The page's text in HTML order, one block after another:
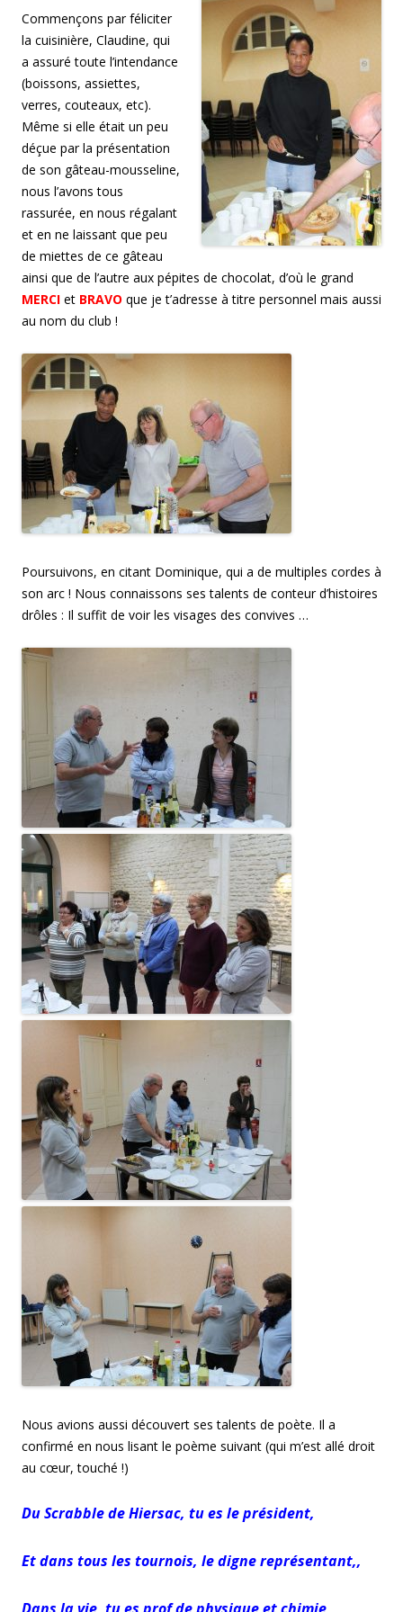
Commençons par féliciter
la cuisinière, Claudine, qui
a assuré toute l’intendance
(boissons, assiettes,
verres, couteaux, etc).
Même si elle était un peu
déçue par la présentation
de son gâteau-mousseline,
nous l’avons tous
rassurée, en nous régalant
et en ne laissant que peu
de miettes de ce gâteau
ainsi que de l’autre aux pépites de chocolat, d’où le grand
MERCI et BRAVO que je t’adresse à titre personnel mais aussi
au nom du club !
Poursuivons, en citant Dominique, qui a de multiples cordes à
son arc ! Nous connaissons ses talents de conteur d’histoires
drôles : Il suffit de voir les visages des convives …
Nous avions aussi découvert ses talents de poète. Il a
confirmé en nous lisant le poème suivant (qui m’est allé droit
au cœur, touché !)
Du Scrabble de Hiersac, tu es le président,
Et dans tous les tournois, le digne représentant,,